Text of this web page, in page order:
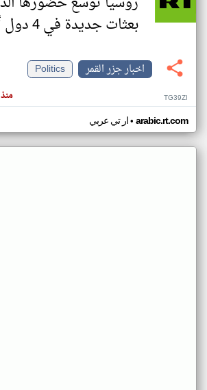
بعثات جديدة في 4 دول أفريقية
اخبار جزر القمر
Politics
TG39ZI
ار تي عربي• arabic.rt.com